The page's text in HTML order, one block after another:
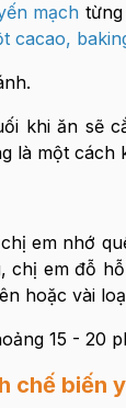
mạch
cacao,
khi ăn sẽ
là một cách
em nhớ
chị em đỗ
hoặc vài
15 - 20
chế biến